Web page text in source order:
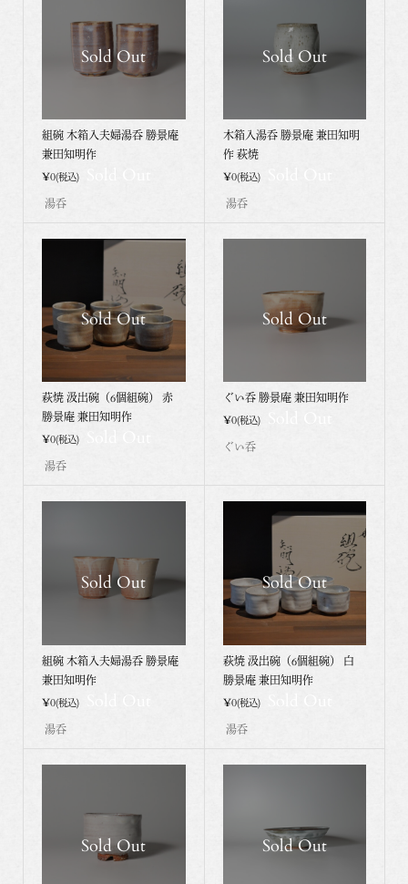
Sold Out
組碗 木箱入夫婦湯呑 勝景庵
兼田知明作
¥0(税込)
湯呑
Sold Out
木箱入湯呑 勝景庵 兼田知明
作 萩焼
¥0(税込)
湯呑
Sold Out
萩焼 汲出碗（6個組碗） 赤
勝景庵 兼田知明作
¥0(税込)
湯呑
Sold Out
ぐい呑 勝景庵 兼田知明作
¥0(税込)
ぐい呑
Sold Out
組碗 木箱入夫婦湯呑 勝景庵
兼田知明作
¥0(税込)
湯呑
Sold Out
萩焼 汲出碗（6個組碗） 白
勝景庵 兼田知明作
¥0(税込)
湯呑
Sold Out Sold Out